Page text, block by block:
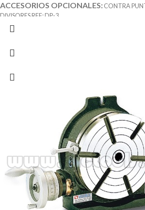
ACCESORIOS OPCIONALES: CONTRA
DIVISORES REF: DP-3